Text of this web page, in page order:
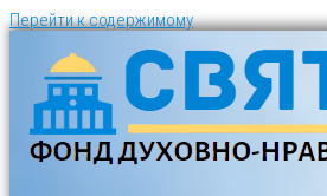
Перейти к содержимому